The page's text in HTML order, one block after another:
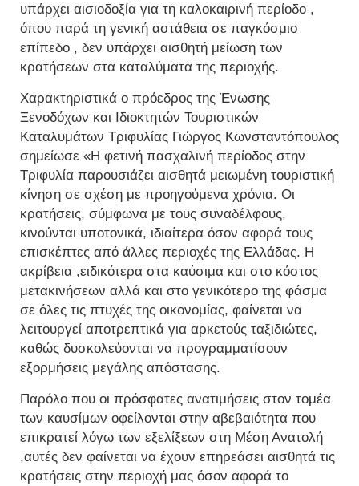
υπάρχει αισιοδοξία για τη καλοκαιρινή περίοδο ,
όπου παρά τη γενική αστάθεια σε παγκόσμιο
επίπεδο , δεν υπάρχει αισθητή μείωση των
κρατήσεων στα καταλύματα της περιοχής.
Χαρακτηριστικά ο πρόεδρος της Ένωσης
Ξενοδόχων και Ιδιοκτητών Τουριστικών
Καταλυμάτων Τριφυλίας Γιώργος Κωνσταντόπουλος
σημείωσε «Η φετινή πασχαλινή περίοδος στην
Τριφυλία παρουσιάζει αισθητά μειωμένη τουριστική
κίνηση σε σχέση με προηγούμενα χρόνια. Οι
κρατήσεις, σύμφωνα με τους συναδέλφους,
κινούνται υποτονικά, ιδιαίτερα όσον αφορά τους
επισκέπτες από άλλες περιοχές της Ελλάδας. Η
ακρίβεια ,ειδικότερα στα καύσιμα και στο κόστος
μετακινήσεων αλλά και στο γενικότερο της φάσμα
σε όλες τις πτυχές της οικονομίας, φαίνεται να
λειτουργεί αποτρεπτικά για αρκετούς ταξιδιώτες,
καθώς δυσκολεύονται να προγραμματίσουν
εξορμήσεις μεγάλης απόστασης.
Παρόλο που οι πρόσφατες ανατιμήσεις στον τομέα
των καυσίμων οφείλονται στην αβεβαιότητα που
επικρατεί λόγω των εξελίξεων στη Μέση Ανατολή
,αυτές δεν φαίνεται να έχουν επηρεάσει αισθητά τις
κρατήσεις στην περιοχή μας όσον αφορά το